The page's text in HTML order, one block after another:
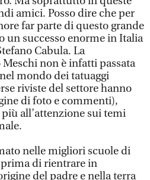
amici. Posso dire che per
far parte di questo grande
un successo enorme in Italia
Cabula. La
non è infatti passata
mondo dei tatuaggi
riviste del settore hanno
di foto e commenti),
all’attenzione sui temi
nelle migliori scuole di
di rientrare in
del padre e nella terra